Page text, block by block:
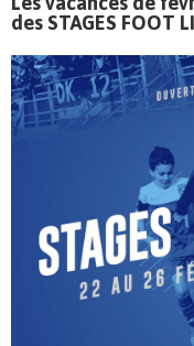
des STAGES FOOT